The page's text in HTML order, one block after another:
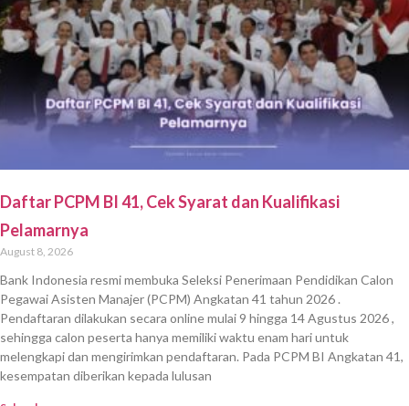
Daftar PCPM BI 41, Cek Syarat dan Kualifikasi
Pelamarnya
August 8, 2026
Bank Indonesia resmi membuka Seleksi Penerimaan Pendidikan Calon
Pegawai Asisten Manajer (PCPM) Angkatan 41 tahun 2026 .
Pendaftaran dilakukan secara online mulai 9 hingga 14 Agustus 2026 ,
sehingga calon peserta hanya memiliki waktu enam hari untuk
melengkapi dan mengirimkan pendaftaran. Pada PCPM BI Angkatan 41,
kesempatan diberikan kepada lulusan